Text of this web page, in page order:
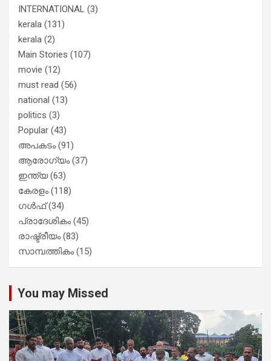
INTERNATIONAL (3)
kerala (131)
kerala (2)
Main Stories (107)
movie (12)
must read (56)
national (13)
politics (3)
Popular (43)
അപകടം(91)
ആരോഗ്യം(37)
ഇന്ത്യ(63)
കേരളം(118)
ഗൾഫ്(34)
പ്രാദേശികം(45)
രാഷ്ട്രീയം(83)
സാമ്പത്തികം(15)
You may Missed